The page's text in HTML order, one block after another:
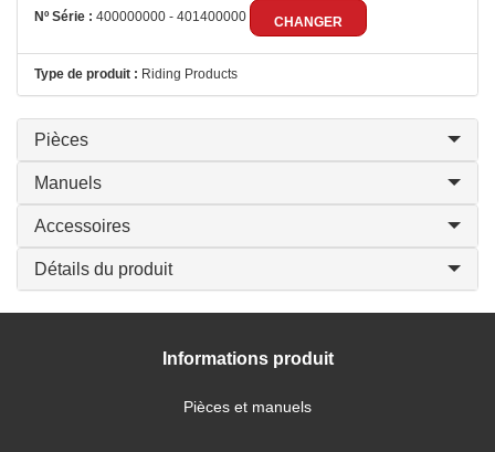
Nº Série : 400000000 - 401400000 CHANGER
Type de produit : Riding Products
Pièces
Manuels
Accessoires
Détails du produit
Informations produit
Pièces et manuels